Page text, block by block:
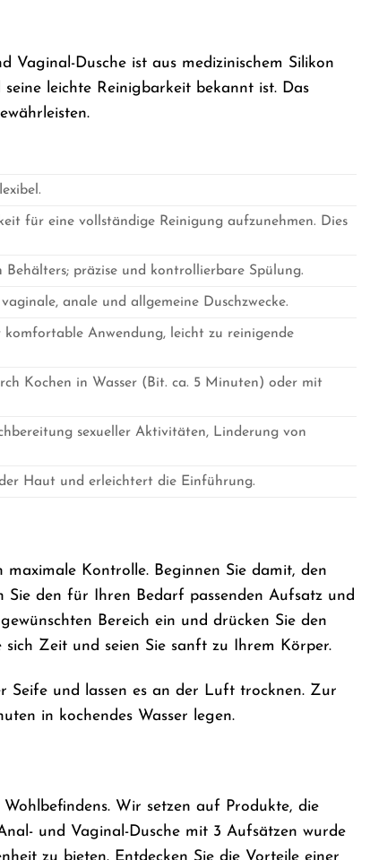
Dusche ist aus medizinischem Silikon
leichte Reinigbarkeit bekannt ist. Das
für eine vollständige Reinigung aufzunehmen. Dies
präzise und kontrollierbare Spülung.
anale und allgemeine Duschzwecke.
Anwendung, leicht zu reinigende
Kochen in Wasser (Bit. ca. 5 Minuten) oder mit
sexueller Aktivitäten, Linderung von
Haut und erleichtert die Einführung.
Kontrolle. Beginnen Sie damit, den
Sie den für Ihren Bedarf passenden Aufsatz und
Bereich ein und drücken Sie den
Zeit und seien Sie sanft zu Ihrem Körper.
Seife und lassen es an der Luft trocknen. Zur
in kochendes Wasser legen.
Wir setzen auf Produkte, die
und Vaginal-Dusche mit 3 Aufsätzen wurde